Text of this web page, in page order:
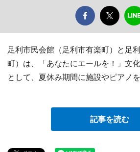
足利市民会館（足利市有楽町）と足
町）は、「あなたにエールを！」文
として、夏休み期間に施設やピアノ
記事を読む